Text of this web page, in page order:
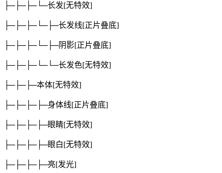
├─├─├─└─长发[无特效]
├─├─├─└─├─长发线[正片叠底]
├─├─├─└─├─阴影[正片叠底]
├─├─├─└─└─长发色[无特效]
├─├─├─本体[无特效]
├─├─├─├─身体线[正片叠底]
├─├─├─├─眼睛[无特效]
├─├─├─├─眼白[无特效]
├─├─├─├─亮[发光]